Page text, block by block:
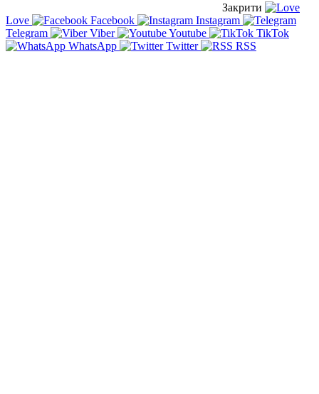
Закрити
Love
Facebook
Instagram
Telegram
Viber Youtube
TikTok
WhatsApp
Twitter RSS